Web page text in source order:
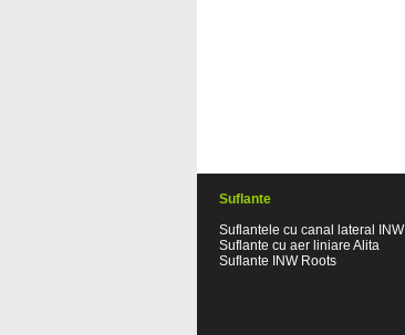
Suflante
Suflantele cu canal lateral INW
Suflante cu aer liniare Alita
Suflante INW Roots